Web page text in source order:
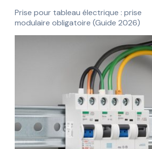
Prise pour tableau électrique : prise
modulaire obligatoire (Guide 2026)